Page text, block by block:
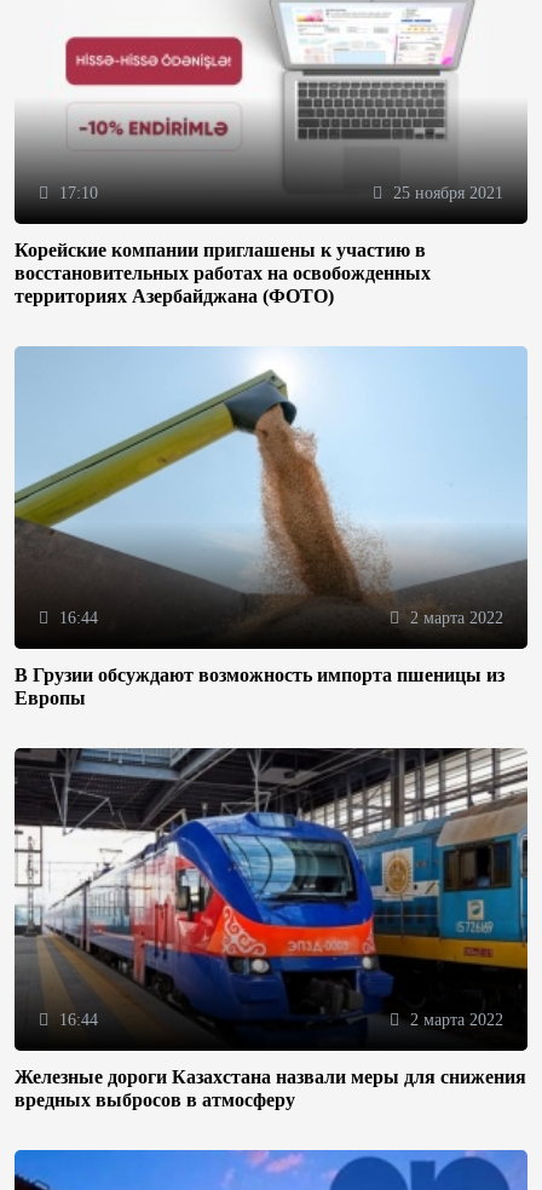
17:10 25 ноября 2021
Корейские компании приглашены к участию в
восстановительных работах на освобожденных
территориях Азербайджана (ФОТО)
16:44 2 марта 2022
В Грузии обсуждают возможность импорта пшеницы из
Европы
16:44 2 марта 2022
Железные дороги Казахстана назвали меры для снижения
вредных выбросов в атмосферу